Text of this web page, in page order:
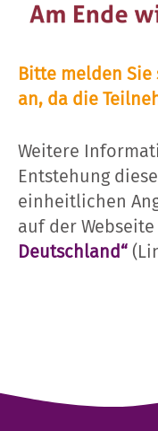
Bitte melden
an, da die
Weitere
Entstehung
einheitlichen
auf der
Deutschland“